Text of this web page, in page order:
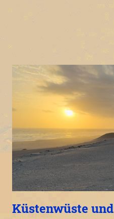
Küstenwüste und